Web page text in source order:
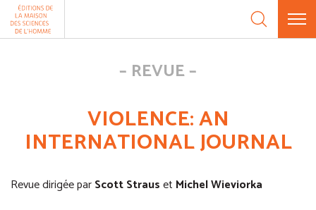
Aller au contenu
REVUE
VIOLENCE: AN
INTERNATIONAL JOURNAL
Revue dirigée parScott Strauset Michel Wieviorka
Panneau de gestion des cookies